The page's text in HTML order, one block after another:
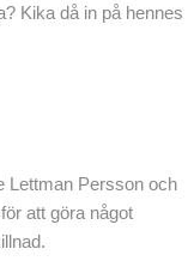
Kika då in på hennes
Lettman Persson och
att göra något